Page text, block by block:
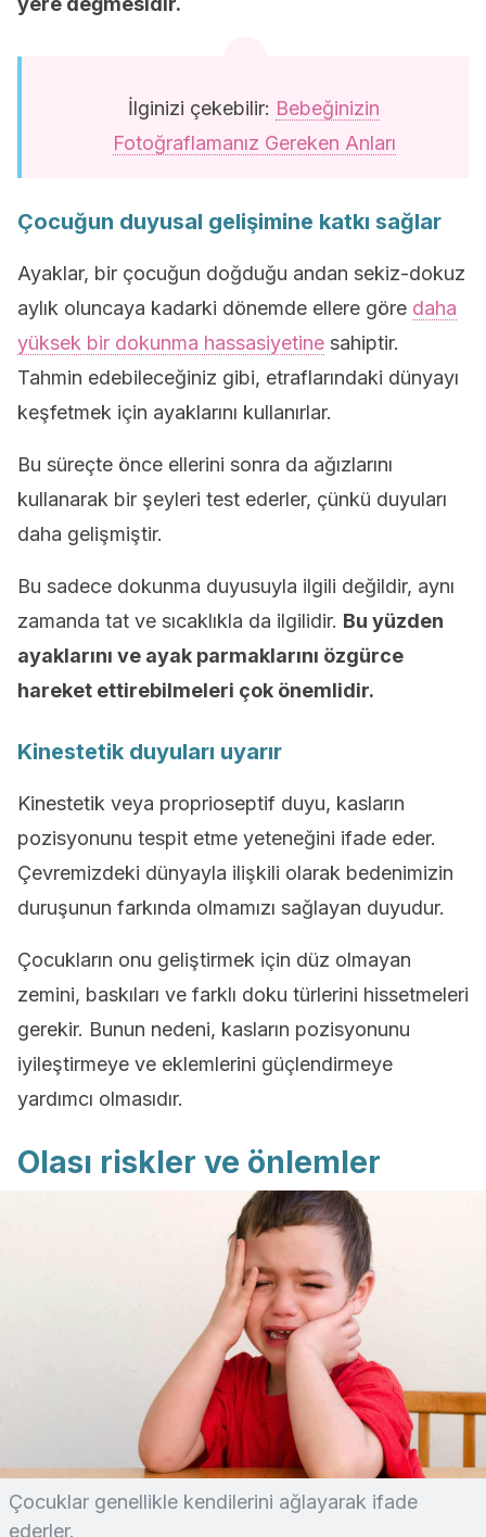
İlginizi çekebilir: Bebeğinizin
Fotoğraflamanız Gereken Anları
Çocuğun duyusal gelişimine katkı sağlar
Ayaklar, bir çocuğun doğduğu andan sekiz-dokuz
aylık oluncaya kadarki dönemde ellere göre daha
yüksek bir dokunma hassasiyetine sahiptir.
Tahmin edebileceğiniz gibi, etraflarındaki dünyayı
keşfetmek için ayaklarını kullanırlar.
Bu süreçte önce ellerini sonra da ağızlarını
kullanarak bir şeyleri test ederler, çünkü duyuları
daha gelişmiştir.
Bu sadece dokunma duyusuyla ilgili değildir, aynı
zamanda tat ve sıcaklıkla da ilgilidir. Bu yüzden
ayaklarını ve ayak parmaklarını özgürce
hareket ettirebilmeleri çok önemlidir.
Kinestetik duyuları uyarır
Kinestetik veya proprioseptif duyu, kasların
pozisyonunu tespit etme yeteneğini ifade eder.
Çevremizdeki dünyayla ilişkili olarak bedenimizin
duruşunun farkında olmamızı sağlayan duyudur.
Çocukların onu geliştirmek için düz olmayan
zemini, baskıları ve farklı doku türlerini hissetmeleri
gerekir. Bunun nedeni, kasların pozisyonunu
iyileştirmeye ve eklemlerini güçlendirmeye
yardımcı olmasıdır.
Olası riskler ve önlemler
Çocuklar genellikle kendilerini ağlayarak ifade
ederler.